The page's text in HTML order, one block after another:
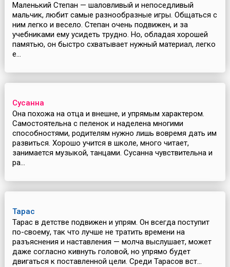
Маленький Степан — шаловливый и непоседливый
мальчик, любит самые разнообразные игры. Общаться с
ним легко и весело. Степан очень подвижен, и за
учебниками ему усидеть трудно. Но, обладая хорошей
памятью, он быстро схватывает нужный материал, легко
е...
Сусанна
Она похожа на отца и внешне, и упрямым характером.
Самостоятельна с пеленок и наделена многими
способностями, родителям нужно лишь вовремя дать им
развиться. Хорошо учится в школе, много читает,
занимается музыкой, танцами. Сусанна чувствительна и
ра...
Тарас
Тарас в детстве подвижен и упрям. Он всегда поступит
по-своему, так что лучше не тратить времени на
разъяснения и наставления — молча выслушает, может
даже согласно кивнуть головой, но упрямо будет
двигаться к поставленной цели. Среди Тарасов вст...